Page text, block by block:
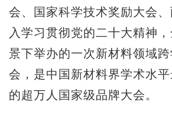
会、国家科学技术奖励大会
入学习贯彻党的二十大精神
景下举办的一次新材料领域
会，是中国新材料界学术水
的超万人国家级品牌大会。